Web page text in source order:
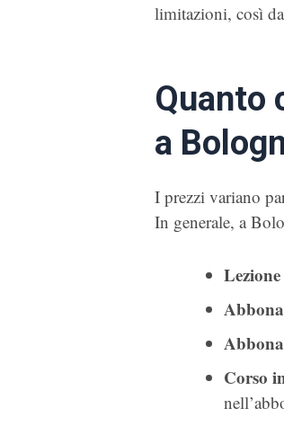
limitazioni, così
Quanto
a
I prezzi variano
In generale, a
Corso